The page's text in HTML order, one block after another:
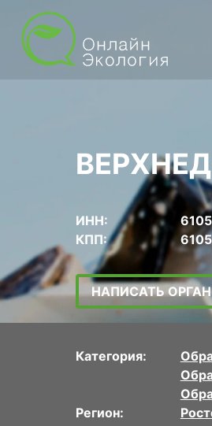
ИНН:
КПП:
НАПИСАТЬ
Категория:
Регион: